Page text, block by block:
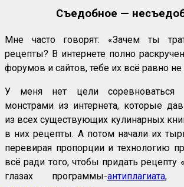
Съедобное —
Мне часто говорят: «Зачем ты
рецепты? В интернете полно
форумов и сайтов, тебе их всё равно
У меня нет цели соревноваться
монстрами из интернета, которые
из всех существующих кулинарных
в них рецепты. А потом начали их
перевирая пропорции и технологию
всё ради того, чтобы придать рецепту
глазах программы-антиплагиата,